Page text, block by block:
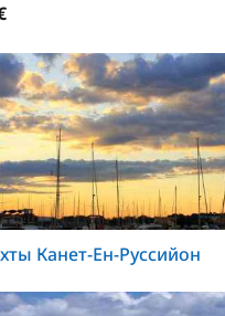
Канет-Ен-Руссийон